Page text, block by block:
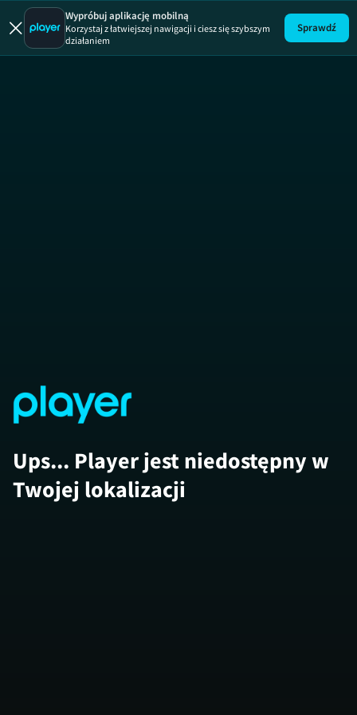
Uwaga!
Wypróbuj aplikację mobilną
Korzystaj z łatwiejszej nawigacji i ciesz się szybszym
działaniem
Sprawdź
Ups... Player jest niedostępny w
Twojej lokalizacji